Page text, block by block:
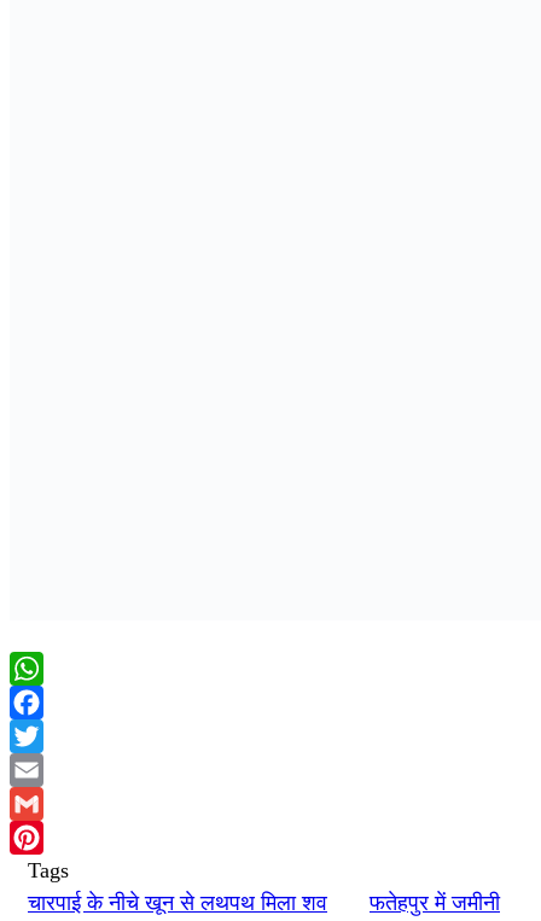
WhatsApp
Facebook
Twitter
Email
Gmail
Pinterest
Tags
चारपाई के नीचे खून से लथपथ मिला शव
फतेहपुर में जमीनी